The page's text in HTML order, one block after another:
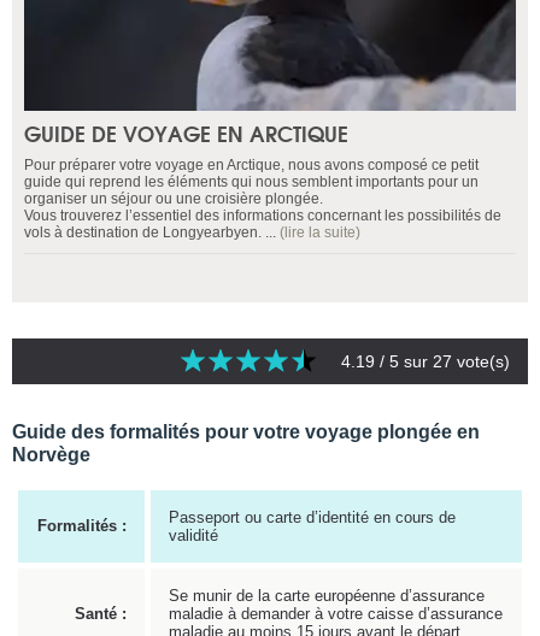
GUIDE DE VOYAGE EN ARCTIQUE
Pour préparer votre voyage en Arctique, nous avons composé ce petit
guide qui reprend les éléments qui nous semblent importants pour un
organiser un séjour ou une croisière plongée.
Vous trouverez l’essentiel des informations concernant les possibilités de
vols à destination de Longyearbyen. ... (lire la suite)
4.19 / 5 sur 27 vote(s)
Guide des formalités pour votre voyage plongée en
Norvège
Formalités :
Passeport ou carte d’identité en cours de
validité
Santé :
Se munir de la carte européenne d’assurance
maladie à demander à votre caisse d’assurance
maladie au moins 15 jours avant le départ